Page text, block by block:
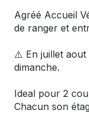
Agréé Accueil
de ranger et
⚠️ En juillet aout
dimanche.
Ideal pour 2
Chacun son